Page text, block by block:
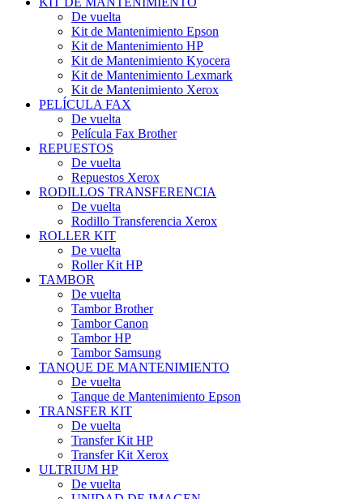
De vuelta
Kit de Mantenimiento Epson
Kit de Mantenimiento HP
Kit de Mantenimiento Kyocera
Kit de Mantenimiento Lexmark
Kit de Mantenimiento Xerox
PELÍCULA FAX
De vuelta
Película Fax Brother
REPUESTOS
De vuelta
Repuestos Xerox
RODILLOS TRANSFERENCIA
De vuelta
Rodillo Transferencia Xerox
ROLLER KIT
De vuelta
Roller Kit HP
TAMBOR
De vuelta
Tambor Brother
Tambor Canon
Tambor HP
Tambor Samsung
TANQUE DE MANTENIMIENTO
De vuelta
Tanque de Mantenimiento Epson
TRANSFER KIT
De vuelta
Transfer Kit HP
Transfer Kit Xerox
ULTRIUM HP
De vuelta